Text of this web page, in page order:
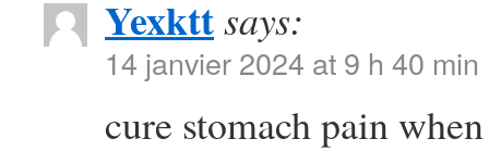
Yexkttsays:
14 janvier 2024 at 9 h 40 min
cure stomach pain